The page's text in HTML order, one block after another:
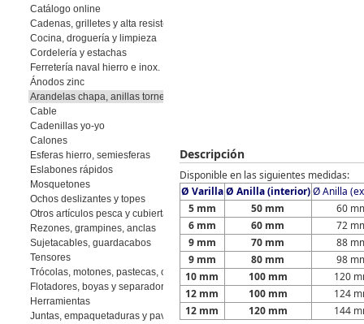
Descripción
Disponible en las siguientes medidas:
Ø VarillaØ Anilla (interior)Ø Anilla
5 mm
50 mm
60
6 mm
60 mm
72
9 mm
70 mm
88
9 mm
80 mm
98
10 mm
100 mm
120
12 mm
100 mm
124
12 mm
120 mm 144
Catálogo online
Cadenas, grilletes y alta resistencia
Cocina, droguería y limpieza
Cordelería y estachas
Ferretería naval hierro e inox.
Ánodos zinc
Arandelas chapa, anillas torneadas
Cable
Cadenillas yo-yo
Calones
Esferas hierro, semiesferas
Eslabones rápidos
Mosquetones
Ochos deslizantes y topes
Otros artículos pesca y cubierta
Rezones, grampines, anclas
Sujetacables, guardacabos
Tensores
Trócolas, motones, pastecas, cuadernales
Flotadores, boyas y separadores
Herramientas
Juntas, empaquetaduras y pavimento